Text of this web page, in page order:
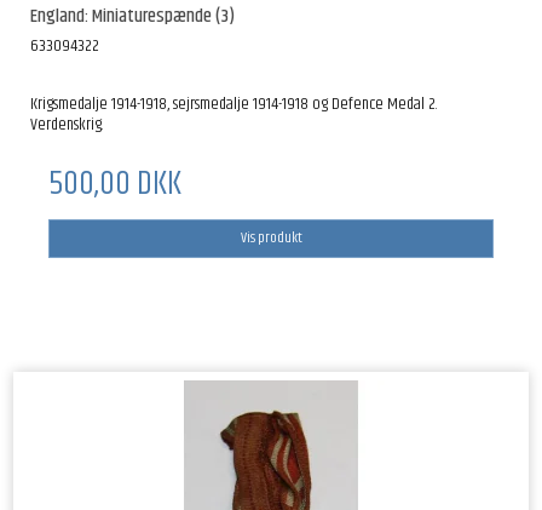
England: Miniaturespænde (3)
633094322
Krigsmedalje 1914-1918, sejrsmedalje 1914-1918 og Defence Medal 2.
Verdenskrig.
500,00 DKK
Vis produkt